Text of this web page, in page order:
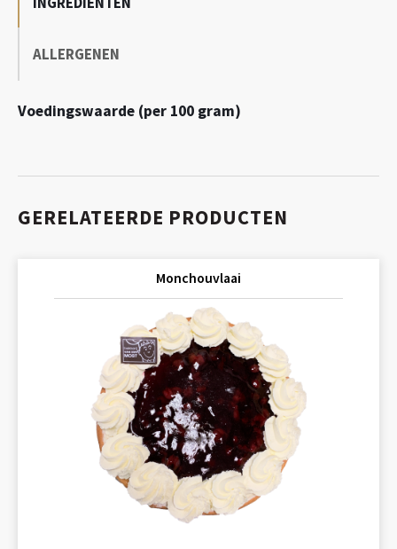
ALLERGENEN
Voedingswaarde (per 100 gram)
GERELATEERDE PRODUCTEN
Monchouvlaai